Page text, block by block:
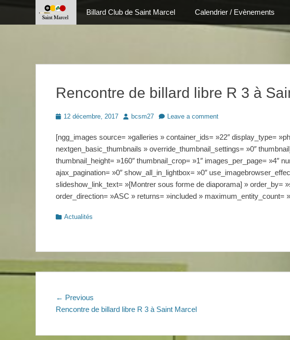
Primary Menu
Skip
Billard Club de Saint Marcel Calendrier / Evènements
Rencontre de billard libre R 3 à
Posted
12 décembre, 2017 Authorbcsm27 Leave a comment
[ngg_images source= »galleries » container_ids= »22″ display_type=
nextgen_basic_thumbnails » override_thumbnail_settings= »0″
thumbnail_height= »160″ thumbnail_crop= »1″ images_per_page= »4″
ajax_pagination= »0″ show_all_in_lightbox= »0″
slideshow_link_text= »[Montrer sous forme de diaporama] » order_by=
order_direction= »ASC » returns= »included » maximum_entity_count=
Categories
Actualités
Navigation
de
l’article
← Previous
post:
Rencontre de billard libre R 3 à Saint Marcel